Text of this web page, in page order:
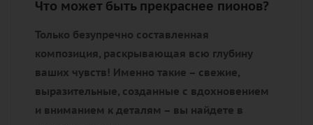
Что может быть прекраснее пионов?
Только безупречно составленная
композиция, раскрывающая всю глубину
ваших чувств! Именно такие – свежие,
выразительные, созданные с вдохновением
и вниманием к деталям – вы найдете в